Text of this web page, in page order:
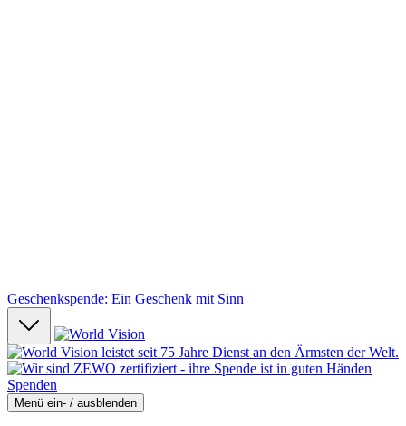
Geschenkspende: Ein Geschenk mit Sinn
Spenden
Menü ein- / ausblenden